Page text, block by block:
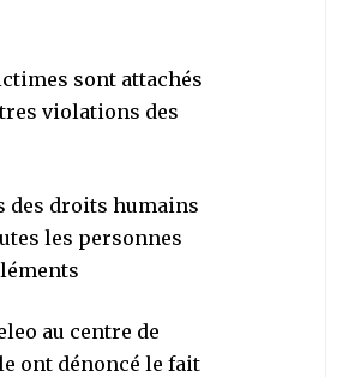
sont attachés
violations des
des droits humains
les personnes
au centre de
ont dénoncé le fait